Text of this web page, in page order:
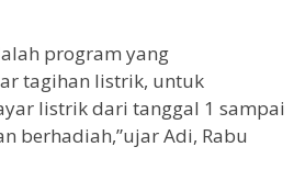
program yang
tagihan listrik, untuk
listrik dari tanggal 1 sampai
berhadiah,”ujar Adi, Rabu